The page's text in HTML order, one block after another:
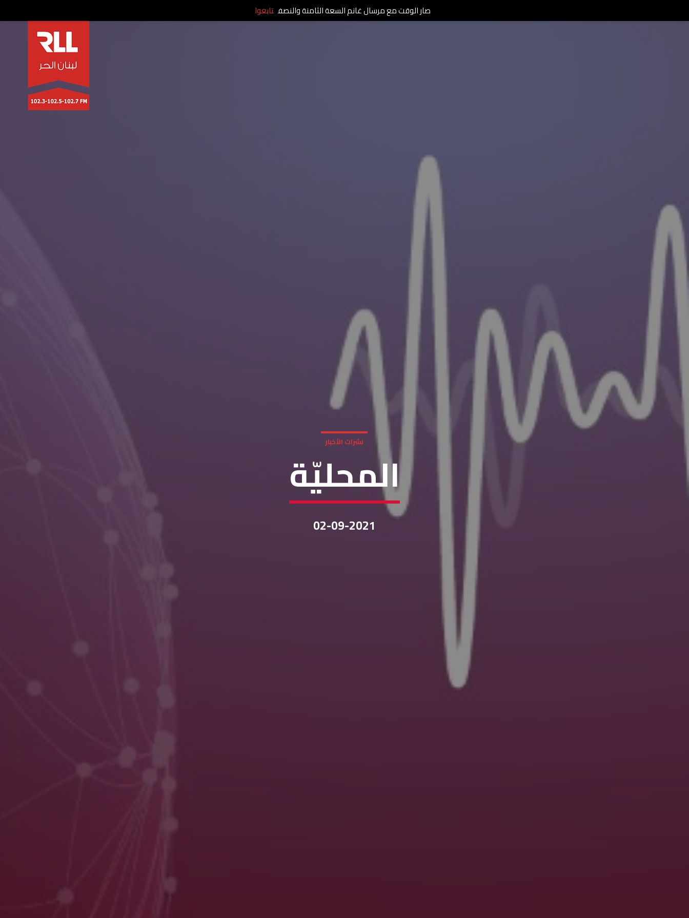
نشرات الأخبار
المحليّة
02-09-2021
صار الوقت مع مرسال غانم السعة الثامنة والنصف تابعوا